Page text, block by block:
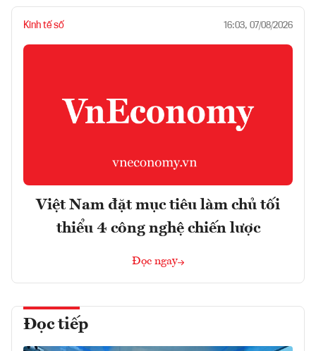
Kinh tế số 16:03, 07/08/2026
Việt Nam đặt mục tiêu làm chủ tối
thiểu 4 công nghệ chiến lược
Đọc ngay
Đọc tiếp